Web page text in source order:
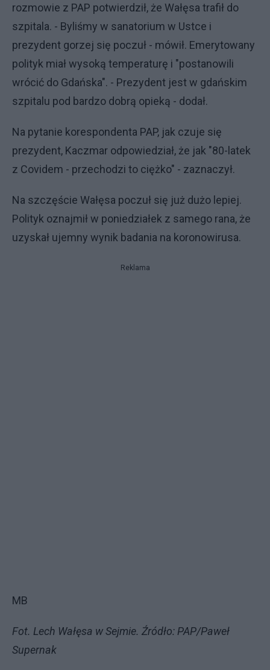
rozmowie z PAP potwierdził, że Wałęsa trafił do
szpitala. - Byliśmy w sanatorium w Ustce i
prezydent gorzej się poczuł - mówił. Emerytowany
polityk miał wysoką temperaturę i "postanowili
wrócić do Gdańska". - Prezydent jest w gdańskim
szpitalu pod bardzo dobrą opieką - dodał.
Na pytanie korespondenta PAP, jak czuje się
prezydent, Kaczmar odpowiedział, że jak "80-latek
z Covidem - przechodzi to ciężko" - zaznaczył.
Na szczęście Wałęsa poczuł się już dużo lepiej.
Polityk oznajmił w poniedziałek z samego rana, że
uzyskał ujemny wynik badania na koronowirusa.
Reklama
MB
Fot. Lech Wałęsa w Sejmie. Źródło: PAP/Paweł
Supernak